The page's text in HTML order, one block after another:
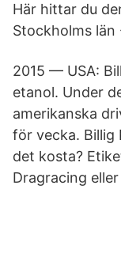
Här hittar du
Stockholms län
2015 — USA:
etanol. Under
amerikanska
för vecka. Billig
det kosta?
Dragracing